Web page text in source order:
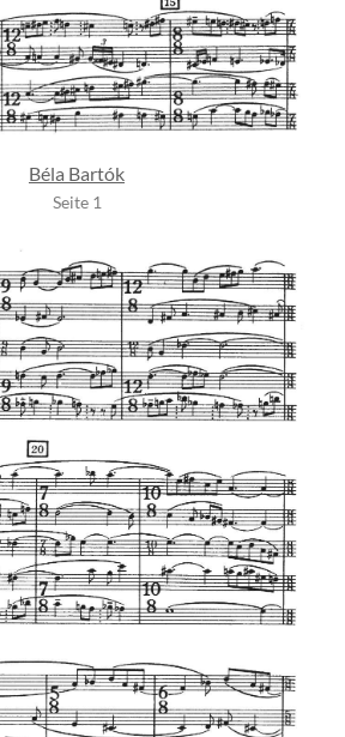
Béla Bartók
Seite 1